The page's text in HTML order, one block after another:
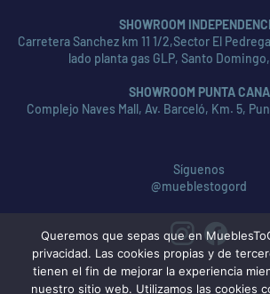
SHOWROOM
Carretera Sanchez km 11 1/2,Sector El
lado planta gas GLP, Santo
SHOWROOM PUNTA CANA
Complejo Naves Mall, Av. Barceló, Km. 5,
Síguenos
@mueblestogord
Queremos que sepas que en
privacidad. Las cookies propias y de
tienen el fin de mejorar la experiencia
nuestro sitio web. Utilizamos las cookies